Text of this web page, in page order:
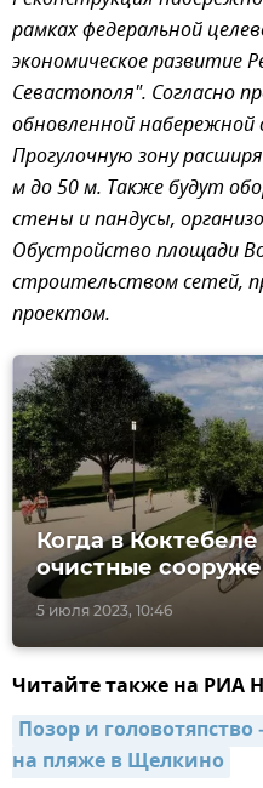
рамках федеральной
экономическое развитие
Севастополя". Согласно
обновленной
Прогулочную зону
м до 50 м. Также будут
стены и пандусы,
Обустройство площади
строительством сетей,
проектом.
5 июля 2023, 10:46
Когда в
очистные
Читайте также на РИА
Позор и
на пляже в Щелкино